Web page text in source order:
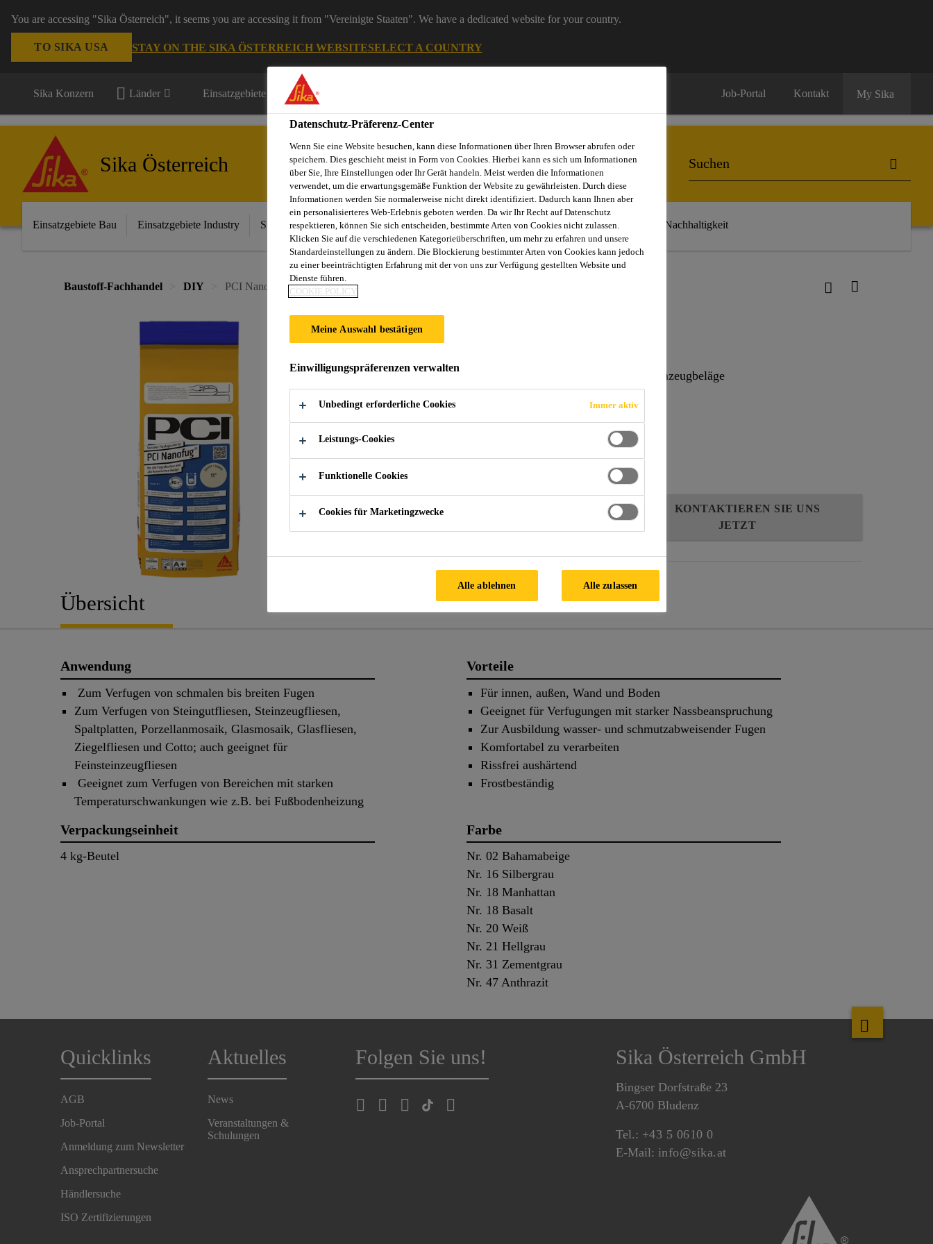
You are accessing "Sika Österreich", it seems you are accessing it from "Vereinigte Staaten". We have a dedicated website for your country.
TO SIKA USA STAY ON THE SIKA ÖSTERREICH WEBSITESELECT A COUNTRY
Sika Konzern Länder Einsatzgebiete Job-Portal Kontakt My Sika
Sika Österreich
Einsatzgebiete Bau Einsatzgebiete Industry Sika im Handel Starke Marken Services & Downloads News Über uns Nachhaltigkeit
Baustoff-Fachhandel DIY PCI Nanofug®
PCI Nanofug®
Variabler Flexfugenmörtel insbesondere für Steingut- und Steinzeugbeläge
Zur Ausbildung wasser- und schmutzabweisender Fugen
FINDEN SIE IHREN SIKA
KONTAKTIEREN SIE UNS
JETZT
Übersicht
Anwendung
Zum Verfugen von schmalen bis breiten Fugen
Zum Verfugen von Steingutfliesen, Steinzeugfliesen,
Spaltplatten, Porzellanmosaik, Glasmosaik, Glasfliesen,
Ziegelfliesen und Cotto; auch geeignet für
Feinsteinzeugfliesen
Geeignet zum Verfugen von Bereichen mit starken
Temperaturschwankungen wie z.B. bei Fußbodenheizung
Vorteile
Für innen, außen, Wand und Boden
Geeignet für Verfugungen mit starker Nassbeanspruchung
Zur Ausbildung wasser- und schmutzabweisender Fugen
Komfortabel zu verarbeiten
Rissfrei aushärtend
Frostbeständig
Verpackungseinheit
4 kg-Beutel
Farbe
Nr. 02 Bahamabeige
Nr. 16 Silbergrau
Nr. 18 Manhattan
Nr. 18 Basalt
Nr. 20 Weiß
Nr. 21 Hellgrau
Nr. 31 Zementgrau
Nr. 47 Anthrazit
Quicklinks
AGB
Job-Portal
Anmeldung zum Newsletter
Ansprechpartnersuche
Händlersuche
ISO Zertifizierungen
Aktuelles
News
Veranstaltungen &
Schulungen
Folgen Sie uns! Sika Österreich GmbH
Bingser Dorfstraße 23
A-6700 Bludenz
Tel.: +43 5 0610 0
E-Mail: info@sika.at
Datenschutz-Präferenz-Center
Wenn Sie eine Website besuchen, kann diese Informationen über Ihren Browser abrufen oder
speichern. Dies geschieht meist in Form von Cookies. Hierbei kann es sich um Informationen
über Sie, Ihre Einstellungen oder Ihr Gerät handeln. Meist werden die Informationen
verwendet, um die erwartungsgemäße Funktion der Website zu gewährleisten. Durch diese
Informationen werden Sie normalerweise nicht direkt identifiziert. Dadurch kann Ihnen aber
ein personalisierteres Web-Erlebnis geboten werden. Da wir Ihr Recht auf Datenschutz
respektieren, können Sie sich entscheiden, bestimmte Arten von Cookies nicht zulassen.
Klicken Sie auf die verschiedenen Kategorieüberschriften, um mehr zu erfahren und unsere
Standardeinstellungen zu ändern. Die Blockierung bestimmter Arten von Cookies kann jedoch
zu einer beeinträchtigten Erfahrung mit der von uns zur Verfügung gestellten Website und
Dienste führen.
COOKIE POLICY
Meine Auswahl bestätigen
Einwilligungspräferenzen verwalten
Unbedingt erforderliche Cookies Immer aktiv
Leistungs-Cookies
Funktionelle Cookies
Cookies für Marketingzwecke
Alle ablehnen Alle zulassen